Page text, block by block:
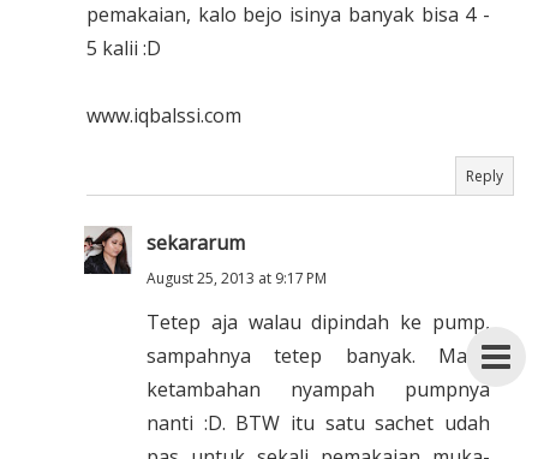
pemakaian, kalo bejo isinya banyak bisa 4 -
5 kalii :D
www.iqbalssi.com
Reply
sekararum
August 25, 2013 at 9:17 PM
Tetep aja walau dipindah ke pump,
sampahnya tetep banyak. Mana
ketambahan nyampah pumpnya
nanti :D. BTW itu satu sachet udah